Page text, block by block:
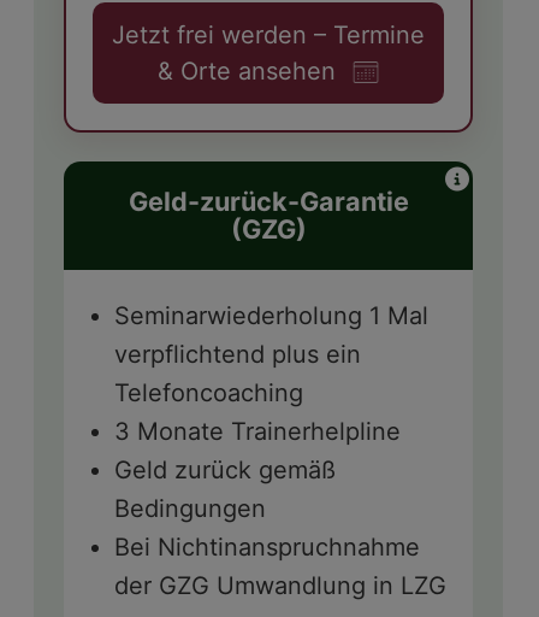
Jetzt frei werden – Termine
& Orte ansehen
Geld-zurück-Garantie
(GZG)
Seminarwiederholung 1 Mal
verpflichtend plus ein
Telefoncoaching
3 Monate Trainerhelpline
Geld zurück gemäß
Bedingungen
Bei Nichtinanspruchnahme
der GZG Umwandlung in LZG